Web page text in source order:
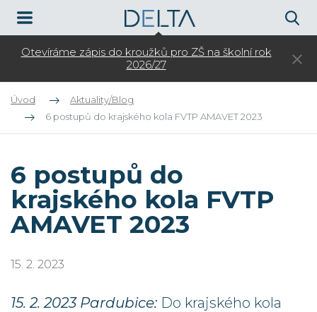
Otevíráme zápis do kroužků pro ZŠ na školní rok
2026/27
Úvod
Aktuality/Blog
6 postupů do krajského kola FVTP AMAVET 2023
6 postupů do
krajského kola FVTP
AMAVET 2023
15. 2. 2023
15. 2. 2023 Pardubice: Do krajského kola